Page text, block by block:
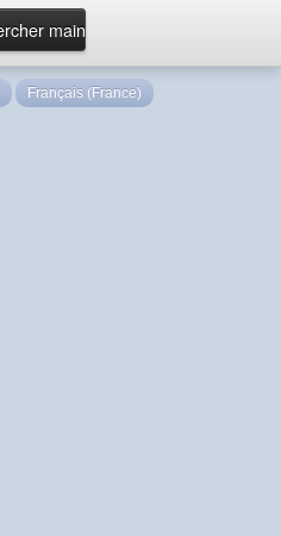
Français (France)